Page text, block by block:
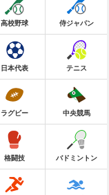
高校野球 侍ジャパン
日本代表 テニス
ラグビー 中央競馬
格闘技 バドミントン